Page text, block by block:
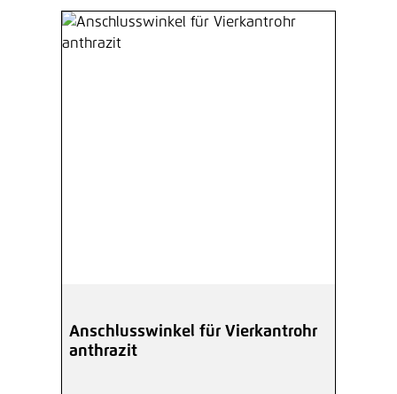
Anschlusswinkel für Vierkantrohr
anthrazit